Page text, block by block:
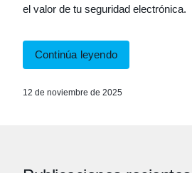
el valor de tu seguridad electrónica.
Continúa leyendo
12 de noviembre de 2025